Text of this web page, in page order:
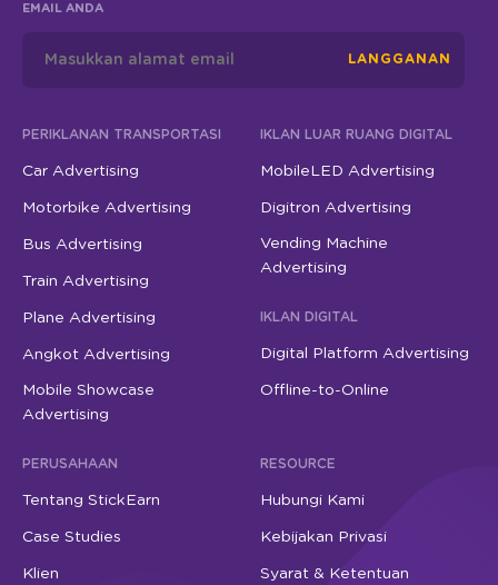
EMAIL ANDA
LANGGANAN
PERIKLANAN TRANSPORTASI
Car Advertising
Motorbike Advertising
Bus Advertising
Train Advertising
Plane Advertising
Angkot Advertising
Mobile Showcase
Advertising
IKLAN LUAR RUANG DIGITAL
MobileLED Advertising
Digitron Advertising
Vending Machine
Advertising
IKLAN DIGITAL
Digital Platform Advertising
Offline-to-Online
PERUSAHAAN
Tentang StickEarn
Case Studies
Klien
RESOURCE
Hubungi Kami
Kebijakan Privasi
Syarat & Ketentuan